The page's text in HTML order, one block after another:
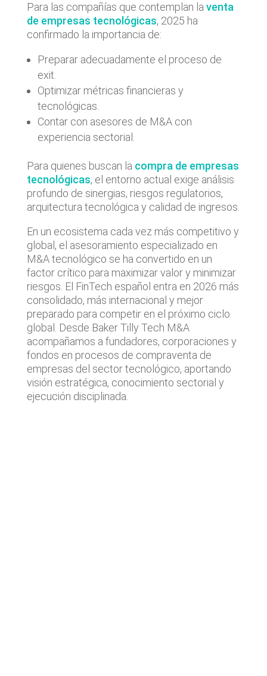
Para las compañías que contemplan la venta
de empresas tecnológicas, 2025 ha
confirmado la importancia de:
Preparar adecuadamente el proceso de
exit.
Optimizar métricas financieras y
tecnológicas.
Contar con asesores de M&A con
experiencia sectorial.
Para quienes buscan la compra de empresas
tecnológicas, el entorno actual exige análisis
profundo de sinergias, riesgos regulatorios,
arquitectura tecnológica y calidad de ingresos.
En un ecosistema cada vez más competitivo y
global, el asesoramiento especializado en
M&A tecnológico se ha convertido en un
factor crítico para maximizar valor y minimizar
riesgos. El FinTech español entra en 2026 más
consolidado, más internacional y mejor
preparado para competir en el próximo ciclo
global. Desde Baker Tilly Tech M&A
acompañamos a fundadores, corporaciones y
fondos en procesos de compraventa de
empresas del sector tecnológico, aportando
visión estratégica, conocimiento sectorial y
ejecución disciplinada.